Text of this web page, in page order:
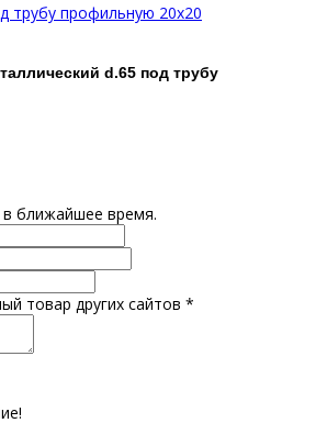
трубу профильную 20х20
d.65 под трубу
ближайшее время.
товар других сайтов *